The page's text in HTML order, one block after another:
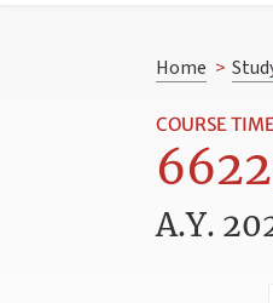
Home >
COURSE
A.Y.